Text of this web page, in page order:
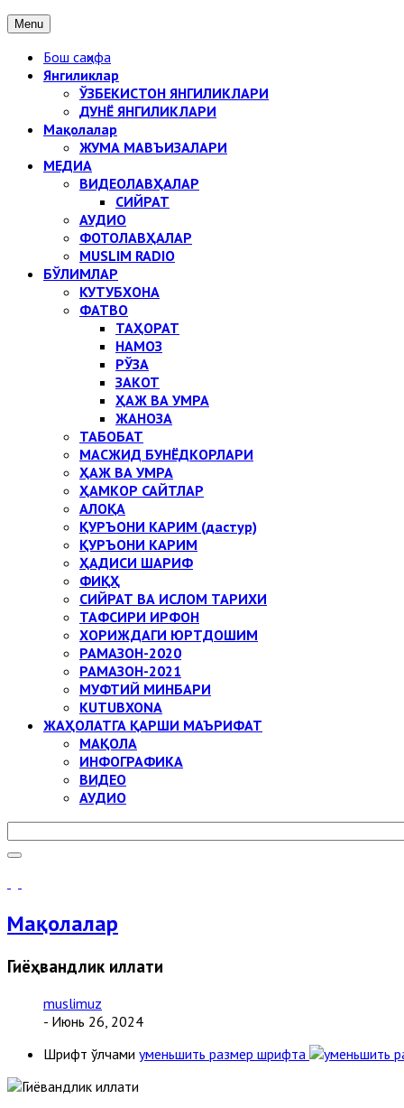
Menu
Бош саҳифа
Янгиликлар
ЎЗБЕКИСТОН ЯНГИЛИКЛАРИ
ДУНЁ ЯНГИЛИКЛАРИ
Мақолалар
ЖУМА МАВЪИЗАЛАРИ
МЕДИА
ВИДЕОЛАВҲАЛАР
СИЙРАТ
АУДИО
ФОТОЛАВҲАЛАР
MUSLIM RADIO
БЎЛИМЛАР
КУТУБХОНА
ФАТВО
ТАҲОРАТ
НАМОЗ
РЎЗА
ЗАКОТ
ҲАЖ ВА УМРА
ЖАНОЗА
ТАБОБАТ
МАСЖИД БУНЁДКОРЛАРИ
ҲАЖ ВА УМРА
ҲАМКОР САЙТЛАР
АЛОҚА
ҚУРЪОНИ КАРИМ (дастур)
ҚУРЪОНИ КАРИМ
ҲАДИСИ ШАРИФ
ФИҚҲ
СИЙРАТ ВА ИСЛОМ ТАРИХИ
ТАФСИРИ ИРФОН
ХОРИЖДАГИ ЮРТДОШИМ
РАМАЗОН-2020
РАМАЗОН-2021
МУФТИЙ МИНБАРИ
KUTUBXONA
ЖАҲОЛАТГА ҚАРШИ МАЪРИФАТ
МАҚОЛА
ИНФОГРАФИКА
ВИДЕО
АУДИО
Мақолалар
Гиёҳвандлик иллати
muslimuz
- Июнь 26, 2024
Шрифт ўлчами уменьшить размер шрифта